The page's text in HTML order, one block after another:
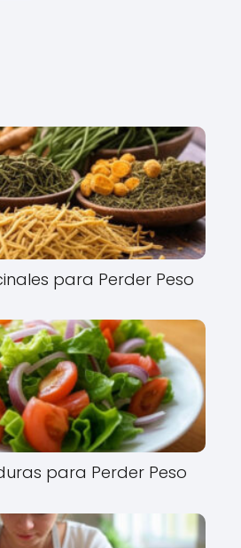
para Perder Peso
para Perder Peso